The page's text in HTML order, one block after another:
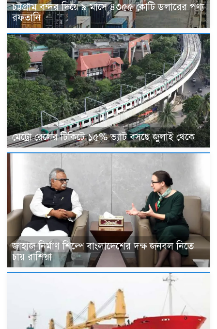
চট্টগ্রাম বন্দর দিয়ে ৯ মাসে ৪৩৫৫ কোটি ডলারের পণ্য
রফতানি
মেট্রো রেলের টিকিটে ১৫% ভ্যাট বসছে জুলাই থেকে
জাহাজ নির্মাণ শিল্পে বাংলাদেশের দক্ষ জনবল নিতে
চায় রাশিয়া